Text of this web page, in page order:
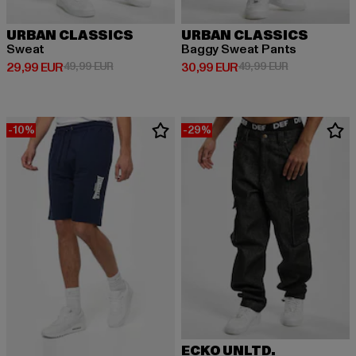
URBAN CLASSICS
Sweat
29,99 EUR
Prix courant: 29,99 EUR
49,99 EURPrix en promotion: 49,99 EUR
URBAN CLASSICS
Baggy Sweat Pants
30,99 EUR
Prix courant: 30,99 EUR
49,99 EURPrix en
-10% -29%
ECKO UNLTD.